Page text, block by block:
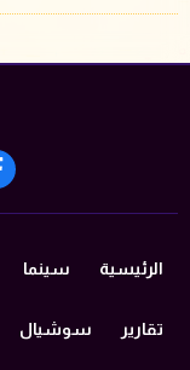
الرئيسية سينما
تقارير سوشيال